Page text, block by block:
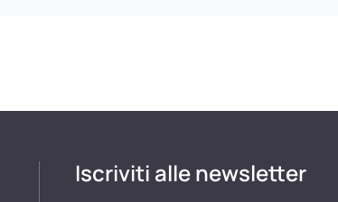
Iscriviti alle newsletter